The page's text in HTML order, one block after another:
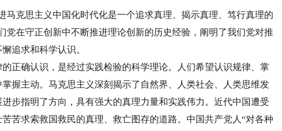
克思主义中国化时代化是一个追求真理、揭示真理、笃行真理的
党在守正创新中不断推进理论创新的历史经验，阐明了我们党对推
追求和科学认识。
确认识，是经过实践检验的科学理论。人们希望认识规律、掌
握主动。马克思主义深刻揭示了自然界、人类社会、人类思维发
步指明了方向，具有强大的真理力量和实践伟力。近代中国遭受
苦求索救国救民的真理、救亡图存的道路。中国共产党人“对各种